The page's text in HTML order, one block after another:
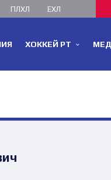
ПЛХЛ ЕХЛ
ХОККЕЙ РТ